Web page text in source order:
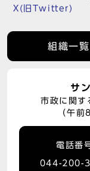
X(旧Twitter)
組織一覧
サ
市政に関す
（午
電話番
044-200-